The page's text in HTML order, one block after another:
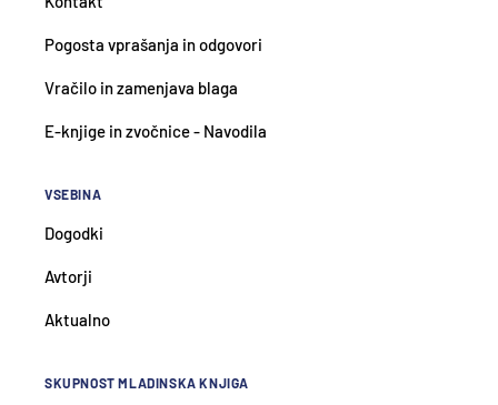
Pogosta vprašanja in odgovori
Vračilo in zamenjava blaga
E-knjige in zvočnice - Navodila
VSEBINA
Dogodki
Avtorji
Aktualno
SKUPNOST MLADINSKA KNJIGA